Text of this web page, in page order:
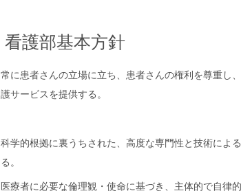
看護部基本方針
常に患者さんの立場に立ち、患者さんの権利を尊重し
護サービスを提供する。
科学的根拠に裏うちされた、高度な専門性と技術によ
る。
医療者に必要な倫理観・使命に基づき、主体的で自律